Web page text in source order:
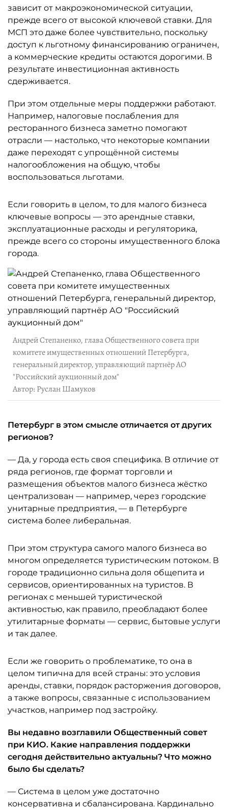
зависит от макроэкономической ситуации,
прежде всего от высокой ключевой ставки. Для
МСП это даже более чувствительно, поскольку
доступ к льготному финансированию ограничен,
а коммерческие кредиты остаются дорогими. В
результате инвестиционная активность
сдерживается.
При этом отдельные меры поддержки работают.
Например, налоговые послабления для
ресторанного бизнеса заметно помогают
отрасли — настолько, что некоторые компании
даже переходят с упрощённой системы
налогообложения на общую, чтобы
воспользоваться льготами.
Если говорить в целом, то для малого бизнеса
ключевые вопросы — это арендные ставки,
эксплуатационные расходы и регуляторика,
прежде всего со стороны имущественного блока
города.
Андрей Степаненко, глава Общественного совета при
комитете имущественных отношений Петербурга,
генеральный директор, управляющий партнёр АО
"Российский аукционный дом"
Автор: Руслан Шамуков
Петербург в этом смысле отличается от других
регионов?
— Да, у города есть своя специфика. В отличие от
ряда регионов, где формат торговли и
размещения объектов малого бизнеса жёстко
централизован — например, через городские
унитарные предприятия, — в Петербурге
система более либеральная.
При этом структура самого малого бизнеса во
многом определяется туристическим потоком. В
городе традиционно сильна доля общепита и
сервисов, ориентированных на туристов. В
регионах с меньшей туристической
активностью, как правило, преобладают более
утилитарные форматы — сервис, бытовые услуги
и так далее.
Если же говорить о проблематике, то она в
целом типична для всей страны: это условия
аренды, ставки, порядок расторжения договоров,
а также вопросы, связанные с использованием
участков, например под застройку.
Вы недавно возглавили Общественный совет
при КИО. Какие направления поддержки
сегодня действительно актуальны? Что можно
было бы сделать?
— Система в целом уже достаточно
консервативна и сбалансирована. Кардинально